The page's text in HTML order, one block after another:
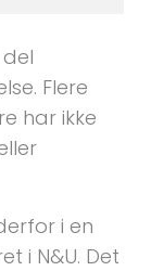
Flere
har ikke
i en
i N&U. Det